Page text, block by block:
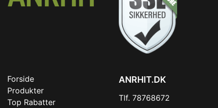
Forside
Produkter
Top Rabatter
ANRHIT.DK
Tlf. 78768672